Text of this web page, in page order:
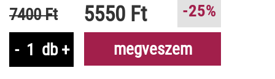
7400 Ft 5550 Ft
-25%
-
db + megveszem